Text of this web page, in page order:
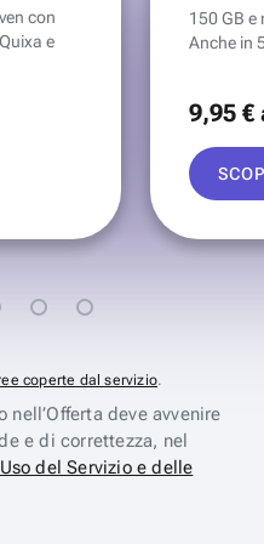
con
e
150 GB e
Anche in
9,95 €
coperte dal servizio.
nell’Offerta deve avvenire
e di correttezza, nel
del Servizio e delle